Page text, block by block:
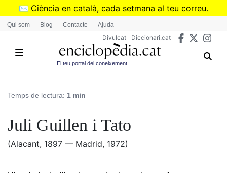
Vés
✉️ Ciència en català, cada setmana al teu correu.
➜Subscriu-te al butlletí de Divulcat
Qui som Blog Contacte Ajuda
Divulcat Diccionari.cat
El teu portal del coneixement
Temps de lectura: 1 min
Juli Guillen i Tato
(Alacant, 1897 — Madrid, 1972)